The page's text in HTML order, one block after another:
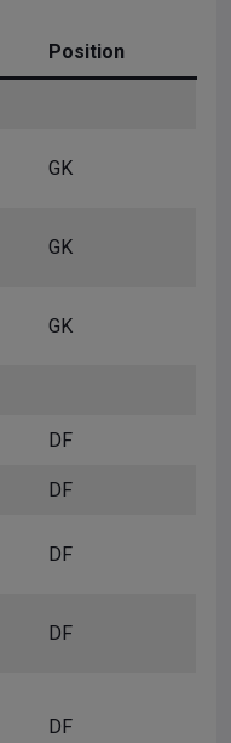
Position
GK
GK
GK
DF
DF
DF
DF
DF